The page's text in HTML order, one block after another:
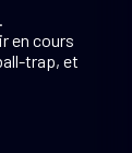
en cours
trap, et